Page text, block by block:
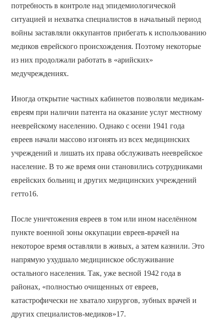
потребность в контроле над эпидемиологической
ситуацией и нехватка специалистов в начальный период
войны заставляли оккупантов прибегать к использованию
медиков еврейского происхождения. Поэтому некоторые
из них продолжали работать в «арийских»
медучреждениях.
Иногда открытие частных кабинетов позволяли медикам-
евреям при наличии патента на оказание услуг местному
нееврейскому населению. Однако с осени 1941 года
евреев начали массово изгонять из всех медицинских
учреждений и лишать их права обслуживать нееврейское
население. В то же время они становились сотрудниками
еврейских больниц и других медицинских учреждений
гетто16.
После уничтожения евреев в том или ином населённом
пункте военной зоны оккупации евреев-врачей на
некоторое время оставляли в живых, а затем казнили. Это
напрямую ухудшало медицинское обслуживание
остального населения. Так, уже весной 1942 года в
районах, «полностью очищенных от евреев,
катастрофически не хватало хирургов, зубных врачей и
других специалистов-медиков»17.